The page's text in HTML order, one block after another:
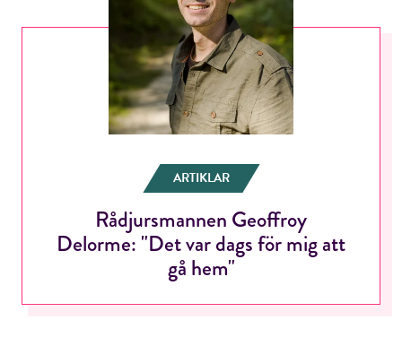
RÖSTA
Jag accepterar villkoren.
RÖSTA
ARTIKLAR
Rådjursmannen Geoffroy
Delorme: "Det var dags för mig att
gå hem"